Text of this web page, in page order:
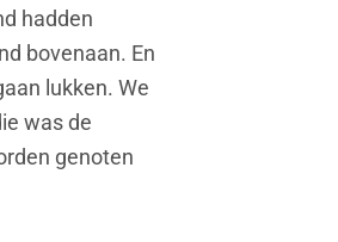
hadden
bovenaan. En
lukken. We
was de
genoten